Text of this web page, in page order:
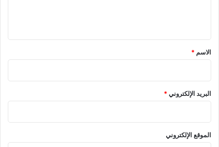
الاسم *
البريد الإلكتروني*
الموقع الإلكتروني